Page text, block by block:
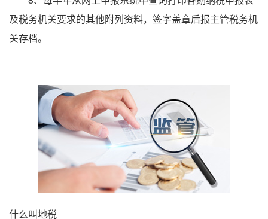
及税务机关要求的其他附列资料，签字盖章后报主管税务机
关存档。
什么叫地税